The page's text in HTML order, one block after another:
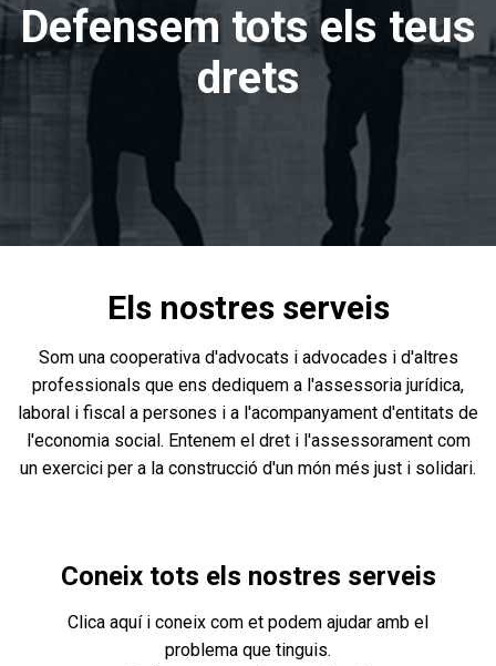
Defensem tots els teus
drets
Els nostres serveis
Som una cooperativa d'advocats i advocades i d'altres
professionals que ens dediquem a l'assessoria jurídica,
laboral i fiscal a persones i a l'acompanyament d'entitats de
l'economia social. Entenem el dret i l'assessorament com
un exercici per a la construcció d'un món més just i solidari.
Coneix tots els nostres serveis
Clica aquí i coneix com et podem ajudar amb el
problema que tinguis.